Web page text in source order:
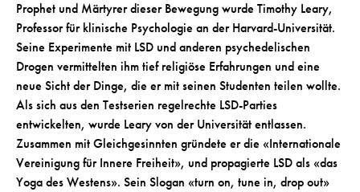
Prophet und Märtyrer dieser Bewegung wurde Timothy Leary,
Professor für klinische Psychologie an der Harvard-Universität.
Seine Experimente mit LSD und anderen psychedelischen
Drogen vermittelten ihm tief religiöse Erfahrungen und eine
neue Sicht der Dinge, die er mit seinen Studenten teilen wollte.
Als sich aus den Testserien regelrechte LSD-Parties
entwickelten, wurde Leary von der Universität entlassen.
Zusammen mit Gleichgesinnten gründete er die «Internationale
Vereinigung für Innere Freiheit», und propagierte LSD als «das
Yoga des Westens». Sein Slogan «turn on, tune in, drop out»